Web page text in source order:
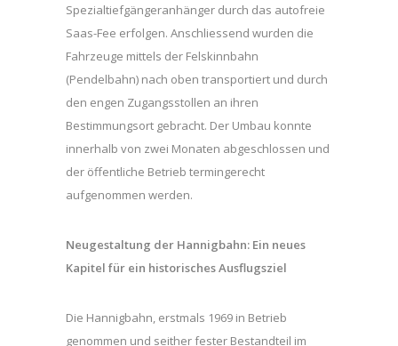
Spezialtiefgängeranhänger durch das autofreie
Saas-Fee erfolgen. Anschliessend wurden die
Fahrzeuge mittels der Felskinnbahn
(Pendelbahn) nach oben transportiert und durch
den engen Zugangsstollen an ihren
Bestimmungsort gebracht. Der Umbau konnte
innerhalb von zwei Monaten abgeschlossen und
der öffentliche Betrieb termingerecht
aufgenommen werden.
Neugestaltung der Hannigbahn: Ein neues
Kapitel für ein historisches Ausflugsziel
Die Hannigbahn, erstmals 1969 in Betrieb
genommen und seither fester Bestandteil im